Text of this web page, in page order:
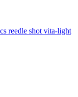
reedle shot vita-light